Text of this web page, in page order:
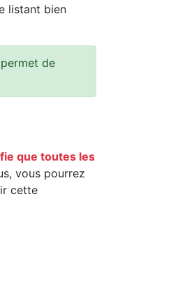
listant bien
de
que toutes les
vous pourrez
cette